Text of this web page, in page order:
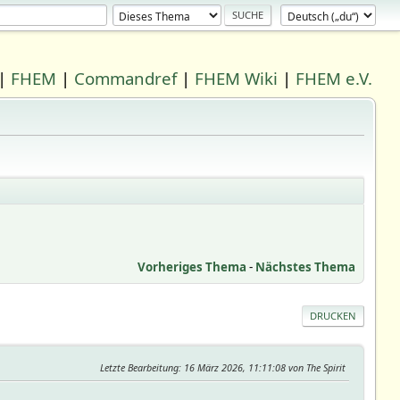
FHEM | Commandref| FHEM Wiki | FHEM e.V.
Vorheriges Thema - Nächstes Thema
DRUCKEN
Letzte Bearbeitung: 16 März 2026, 11:11:08 von The Spirit